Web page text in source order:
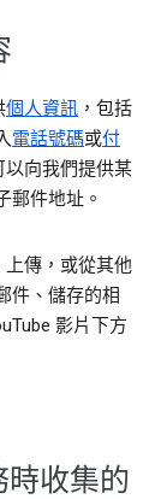
個人資訊 ，包括
電話號碼或付
以向我們提供某
郵件地址。
上傳，或從其他
件、儲存的相
影片下方
收集的